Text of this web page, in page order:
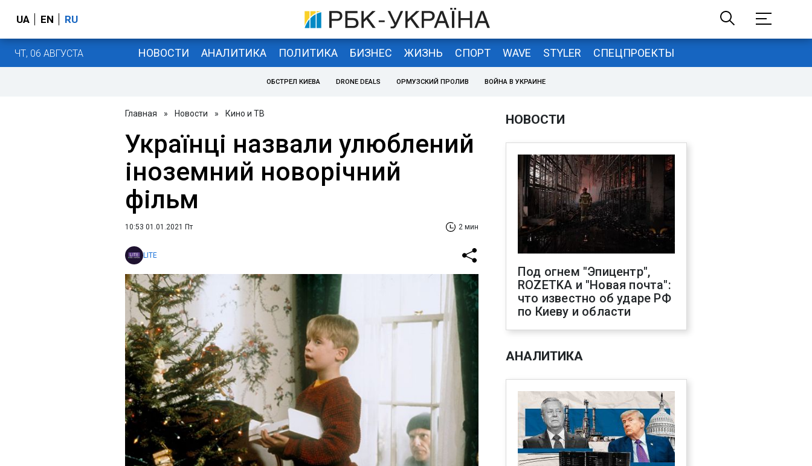
UA EN RU
ЧТ, 06 АВГУСТА НОВОСТИ АНАЛИТИКА ПОЛИТИКА БИЗНЕС ЖИЗНЬ СПОРТ WAVE STYLER СПЕЦПРОЕКТЫ
ОБСТРЕЛ КИЕВА DRONE DEALS ОРМУЗСКИЙ ПРОЛИВ ВОЙНА В УКРАИНЕ
Главная » Новости » Кино и ТВ
Українці назвали улюблений
іноземний новорічний
фільм
10:53 01.01.2021 Пт 2 мин
LITE
НОВОСТИ
Под огнем "Эпицентр",
ROZETKA и "Новая почта":
что известно об ударе РФ
по Киеву и области
АНАЛИТИКА